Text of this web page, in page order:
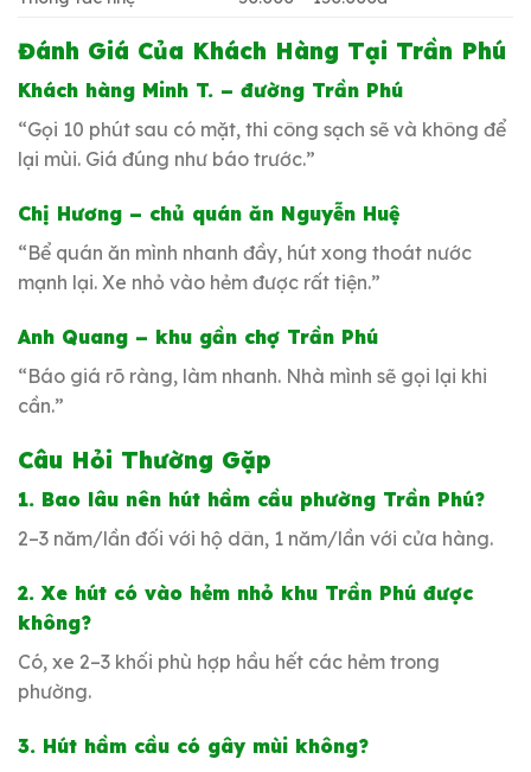
Đánh Giá Của Khách Hàng Tại Trần Phú
Khách hàng Minh T. – đường Trần Phú
“Gọi 10 phút sau có mặt, thi công sạch sẽ và không để
lại mùi. Giá đúng như báo trước.”
Chị Hương – chủ quán ăn Nguyễn Huệ
“Bể quán ăn mình nhanh đầy, hút xong thoát nước
mạnh lại. Xe nhỏ vào hẻm được rất tiện.”
Anh Quang – khu gần chợ Trần Phú
“Báo giá rõ ràng, làm nhanh. Nhà mình sẽ gọi lại khi
cần.”
Câu Hỏi Thường Gặp
1. Bao lâu nên hút hầm cầu phường Trần Phú?
2–3 năm/lần đối với hộ dân, 1 năm/lần với cửa hàng.
2. Xe hút có vào hẻm nhỏ khu Trần Phú được
không?
Có, xe 2–3 khối phù hợp hầu hết các hẻm trong
phường.
3. Hút hầm cầu có gây mùi không?